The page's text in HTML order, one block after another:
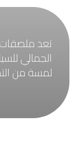
تعد ملصقات
الجمالي
لمسة من